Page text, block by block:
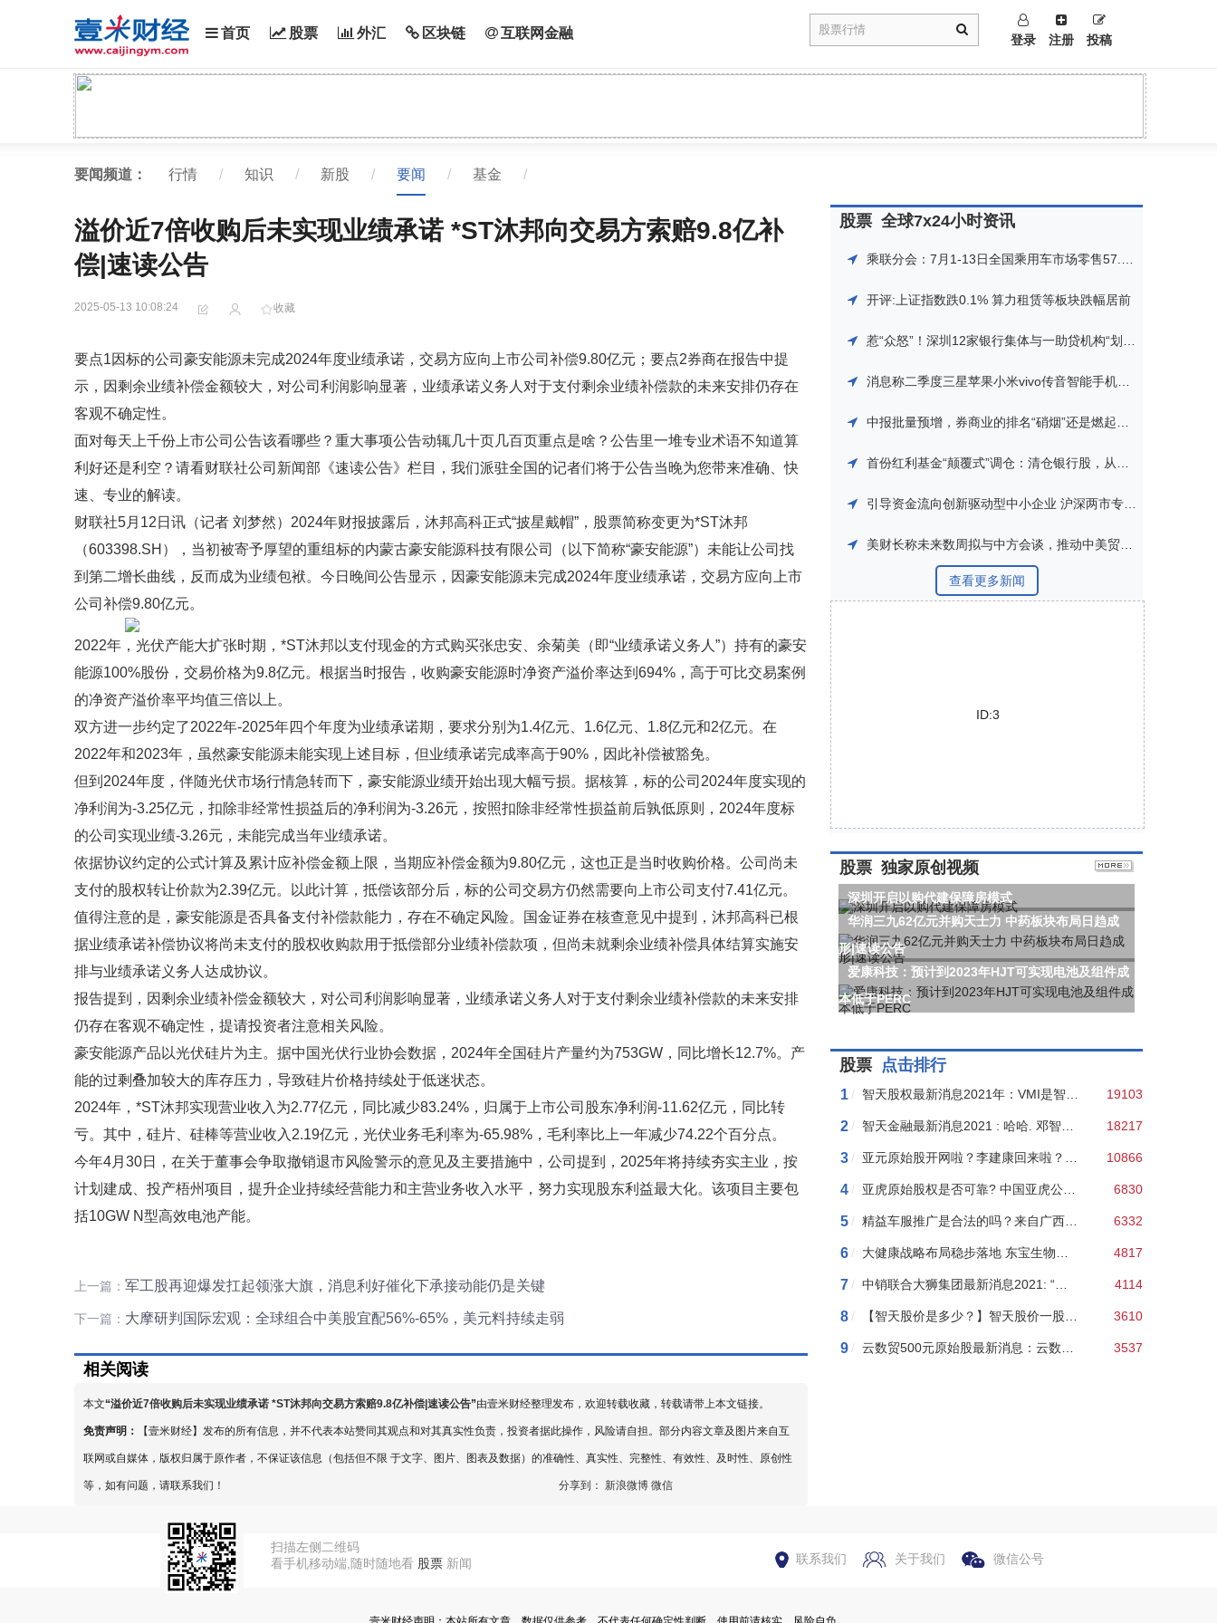
首页 股票 外汇 区块链 互联网金融 登录 注册 投稿
要闻频道： 行情 / 知识 / 新股 / 要闻 / 基金 /
溢价近7倍收购后未实现业绩承诺 *ST沐邦向交易方索赔9.8亿补
偿|速读公告
2025-05-13 10:08:24 收藏
要点1因标的公司豪安能源未完成2024年度业绩承诺，交易方应向上市公司补偿9.80亿元；要点2券商在报告中提
示，因剩余业绩补偿金额较大，对公司利润影响显著，业绩承诺义务人对于支付剩余业绩补偿款的未来安排仍存在
客观不确定性。
面对每天上千份上市公司公告该看哪些？重大事项公告动辄几十页几百页重点是啥？公告里一堆专业术语不知道算
利好还是利空？请看财联社公司新闻部《速读公告》栏目，我们派驻全国的记者们将于公告当晚为您带来准确、快
速、专业的解读。
财联社5月12日讯（记者 刘梦然）2024年财报披露后，沐邦高科正式“披星戴帽”，股票简称变更为*ST沐邦
（603398.SH），当初被寄予厚望的重组标的内蒙古豪安能源科技有限公司（以下简称“豪安能源”）未能让公司找
到第二增长曲线，反而成为业绩包袱。今日晚间公告显示，因豪安能源未完成2024年度业绩承诺，交易方应向上市
公司补偿9.80亿元。
2022年，光伏产能大扩张时期，*ST沐邦以支付现金的方式购买张忠安、余菊美（即“业绩承诺义务人”）持有的豪安
能源100%股份，交易价格为9.8亿元。根据当时报告，收购豪安能源时净资产溢价率达到694%，高于可比交易案例
的净资产溢价率平均值三倍以上。
双方进一步约定了2022年-2025年四个年度为业绩承诺期，要求分别为1.4亿元、1.6亿元、1.8亿元和2亿元。在
2022年和2023年，虽然豪安能源未能实现上述目标，但业绩承诺完成率高于90%，因此补偿被豁免。
但到2024年度，伴随光伏市场行情急转而下，豪安能源业绩开始出现大幅亏损。据核算，标的公司2024年度实现的
净利润为-3.25亿元，扣除非经常性损益后的净利润为-3.26元，按照扣除非经常性损益前后孰低原则，2024年度标
的公司实现业绩-3.26元，未能完成当年业绩承诺。
依据协议约定的公式计算及累计应补偿金额上限，当期应补偿金额为9.80亿元，这也正是当时收购价格。公司尚未
支付的股权转让价款为2.39亿元。以此计算，抵偿该部分后，标的公司交易方仍然需要向上市公司支付7.41亿元。
值得注意的是，豪安能源是否具备支付补偿款能力，存在不确定风险。国金证券在核查意见中提到，沐邦高科已根
据业绩承诺补偿协议将尚未支付的股权收购款用于抵偿部分业绩补偿款项，但尚未就剩余业绩补偿具体结算实施安
排与业绩承诺义务人达成协议。
报告提到，因剩余业绩补偿金额较大，对公司利润影响显著，业绩承诺义务人对于支付剩余业绩补偿款的未来安排
仍存在客观不确定性，提请投资者注意相关风险。
豪安能源产品以光伏硅片为主。据中国光伏行业协会数据，2024年全国硅片产量约为753GW，同比增长12.7%。产
能的过剩叠加较大的库存压力，导致硅片价格持续处于低迷状态。
2024年，*ST沐邦实现营业收入为2.77亿元，同比减少83.24%，归属于上市公司股东净利润-11.62亿元，同比转
亏。其中，硅片、硅棒等营业收入2.19亿元，光伏业务毛利率为-65.98%，毛利率比上一年减少74.22个百分点。
今年4月30日，在关于董事会争取撤销退市风险警示的意见及主要措施中，公司提到，2025年将持续夯实主业，按
计划建成、投产梧州项目，提升企业持续经营能力和主营业务收入水平，努力实现股东利益最大化。该项目主要包
括10GW N型高效电池产能。
上一篇： 军工股再迎爆发扛起领涨大旗，消息利好催化下承接动能仍是关键
下一篇： 大摩研判国际宏观：全球组合中美股宜配56%-65%，美元料持续走弱
相关阅读
本文“溢价近7倍收购后未实现业绩承诺 *ST沐邦向交易方索赔9.8亿补偿|速读公告”由壹米财经整理发布，欢迎转载收藏，转载请带上本文链接。
免责声明： 【壹米财经】发布的所有信息，并不代表本站赞同其观点和对其真实性负责，投资者据此操作，风险请自担。部分内容文章及图片来自互
联网或自媒体，版权归属于原作者，不保证该信息（包括但不限 于文字、图片、图表及数据）的准确性、真实性、完整性、有效性、及时性、原创性
等，如有问题，请联系我们！ 分享到： 新浪微博 微信
股票 全球7x24小时资讯
乘联分会：7月1-13日全国乘用车市场零售57.1万辆 同比增长7%
开评:上证指数跌0.1% 算力租赁等板块跌幅居前
惹“众怒”！深圳12家银行集体与一助贷机构“划清界限”，打击金融“黑灰产”在继续
消息称二季度三星苹果小米vivo传音智能手机市场份额与去年同期相当
中报批量预增，券商业的排名“硝烟”还是燃起来了
首份红利基金“颠覆式”调仓：清仓银行股，从传统红利转向市场化红利
引导资金流向创新驱动型中小企业 沪深两市专精特新系列指数即将发布
美财长称未来数周拟与中方会谈，推动中美贸易等议题磋商
查看更多新闻
ID:3
股票 独家原创视频
深圳开启以购代建保障房模式
华润三九62亿元并购天士力 中药板块布局日趋成
形|速读公告
爱康科技：预计到2023年HJT可实现电池及组件成
本低于PERC
股票 点击排行
1 / 19103
2 / 18217
3 / 10866
4 / 6830
5 / 6332
6 / 4817
7 / 4114
8 / 3610
9 / 3537
扫描左侧二维码
看手机移动端,随时随地看 股票 新闻 联系我们 关于我们 微信公号